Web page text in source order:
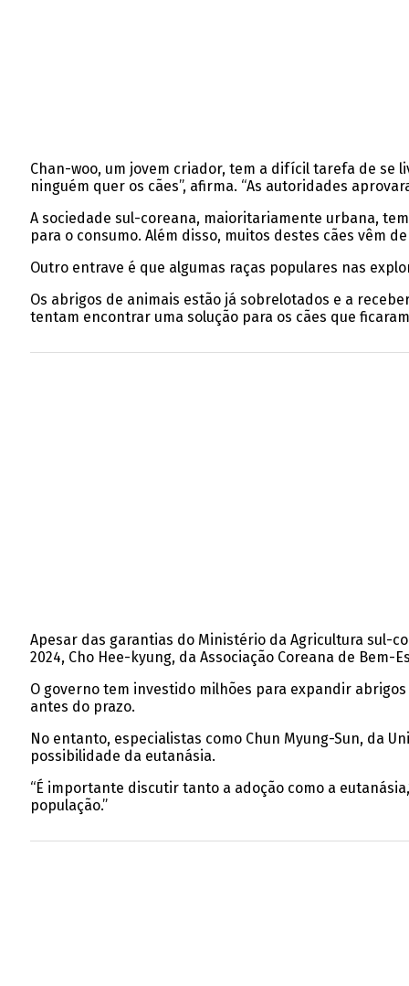
Chan-woo, um jovem criador, tem a difícil tarefa de se
ninguém quer os cães”, afirma. “As autoridades
A sociedade sul-coreana, maioritariamente urbana,
para o consumo. Além disso, muitos destes cães vêm
Outro entrave é que algumas raças populares nas
Os abrigos de animais estão já sobrelotados e a
tentam encontrar uma solução para os cães que
Apesar das garantias do Ministério da Agricultura sul-
2024, Cho Hee-kyung, da Associação Coreana de
O governo tem investido milhões para expandir
antes do prazo.
No entanto, especialistas como Chun Myung-Sun, da
possibilidade da eutanásia.
“É importante discutir tanto a adoção como a
população.”